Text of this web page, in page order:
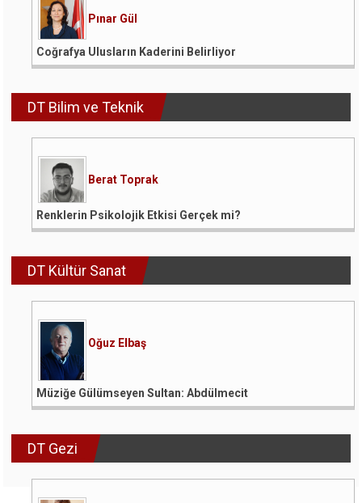
Pınar Gül
Coğrafya Ulusların Kaderini Belirliyor
DT Bilim ve Teknik
Berat Toprak
Renklerin Psikolojik Etkisi Gerçek mi?
DT Kültür Sanat
Oğuz Elbaş
Müziğe Gülümseyen Sultan: Abdülmecit
DT Gezi